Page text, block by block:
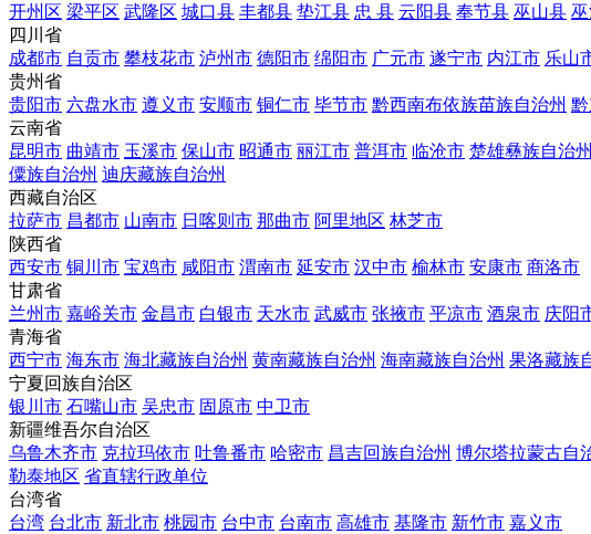
开州区 梁平区 武隆区 城口县 丰都县 垫江县 忠 县 云阳县 奉节县 巫山县
四川省
成都市 自贡市 攀枝花市 泸州市 德阳市 绵阳市 广元市 遂宁市 内江市 乐山
贵州省
贵阳市 六盘水市 遵义市 安顺市 铜仁市 毕节市 黔西南布依族苗族自治州
云南省
昆明市 曲靖市 玉溪市 保山市 昭通市 丽江市 普洱市 临沧市 楚雄彝族自治州
僳族自治州 迪庆藏族自治州
西藏自治区
拉萨市 昌都市 山南市 日喀则市 那曲市 阿里地区 林芝市
陕西省
西安市 铜川市 宝鸡市 咸阳市 渭南市 延安市 汉中市 榆林市 安康市 商洛市
甘肃省
兰州市 嘉峪关市 金昌市 白银市 天水市 武威市 张掖市 平凉市 酒泉市 庆阳
青海省
西宁市 海东市 海北藏族自治州 黄南藏族自治州 海南藏族自治州 果洛藏族
宁夏回族自治区
银川市 石嘴山市 吴忠市 固原市 中卫市
新疆维吾尔自治区
乌鲁木齐市 克拉玛依市 吐鲁番市 哈密市 昌吉回族自治州 博尔塔拉蒙古自
勒泰地区 省直辖行政单位
台湾省
台湾 台北市 新北市 桃园市 台中市 台南市 高雄市 基隆市 新竹市 嘉义市